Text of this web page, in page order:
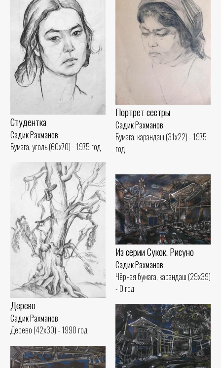
Портрет сестры
Садик Рахманов
Бумага, карандаш (31x22) - 1975
год
Студентка
Садик Рахманов
Бумага, уголь (60x70) - 1975 год
Дерево
Садик Рахманов
Дерево (42x30) - 1990 год
Из серии Сукок. Рисуно
Садик Рахманов
Чёрная бумага, карандаш (29x39)
- 0 год